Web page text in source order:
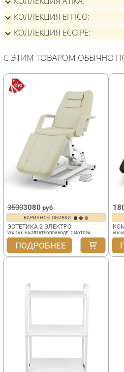
КОЛЛЕКЦИЯ EFFICO
КОЛЛЕКЦИЯ ECO PE
С ЭТИМ ТОВАРОМ ОБЫЧНО
35003080 руб
ВАРИАНТЫ ОБИВКИ
ЭСТЕТИКА 2 ЭЛЕКТРО
VLK 261, НА ЭЛЕКТРОПРИВОДЕ, 2 МОТОРА
ПОДРОБНЕЕ
VLK